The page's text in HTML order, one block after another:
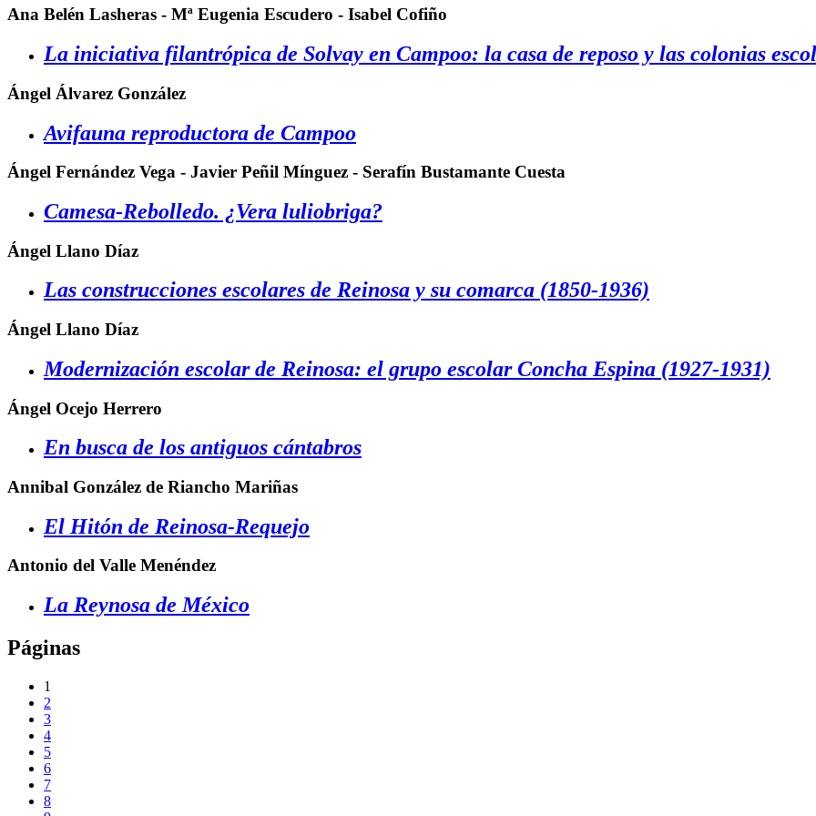
Ana Belén Lasheras - Mª Eugenia Escudero - Isabel Cofiño
La iniciativa filantrópica de Solvay en Campoo: la casa de reposo y las colonias
Ángel Álvarez González
Avifauna reproductora de Campoo
Ángel Fernández Vega - Javier Peñil Mínguez - Serafín Bustamante Cuesta
Camesa-Rebolledo. ¿Vera luliobriga?
Ángel Llano Díaz
Las construcciones escolares de Reinosa y su comarca (1850-1936)
Ángel Llano Díaz
Modernización escolar de Reinosa: el grupo escolar Concha Espina (1927-1931)
Ángel Ocejo Herrero
En busca de los antiguos cántabros
Annibal González de Riancho Mariñas
El Hitón de Reinosa-Requejo
Antonio del Valle Menéndez
La Reynosa de México
Páginas
1
2
3
4
5
6
7
8